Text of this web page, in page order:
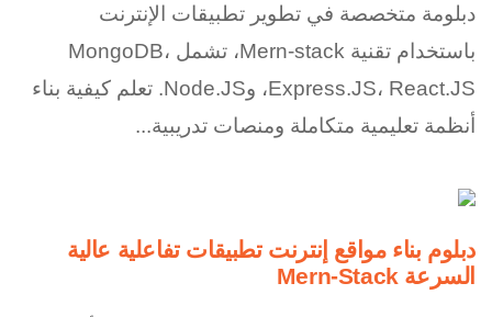
دبلومة متخصصة في تطوير تطبيقات الإنترنت
باستخدام تقنية Mern-stack، تشمل MongoDB،
Express.JS، React.JS، وNode.JS. تعلم كيفية بناء
أنظمة تعليمية متكاملة ومنصات تدريبية...
دبلوم بناء مواقع إنترنت تطبيقات تفاعلية عالية
السرعة Mern-Stack